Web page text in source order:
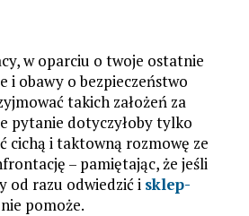
w oparciu o twoje ostatnie
i obawy o bezpieczeństwo
takich założeń za
pytanie dotyczyłoby tylko
cichą i taktowną rozmowę ze
– pamiętając, że jeśli
od razu odwiedzić i sklep-
pomoże.